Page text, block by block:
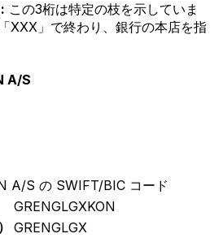
この3桁は特定の枝を示していま
XXX」で終わり、銀行の本店を指
A/S
A/S の SWIFT/BIC コード
GRENGLGXKON
GRENGLGX